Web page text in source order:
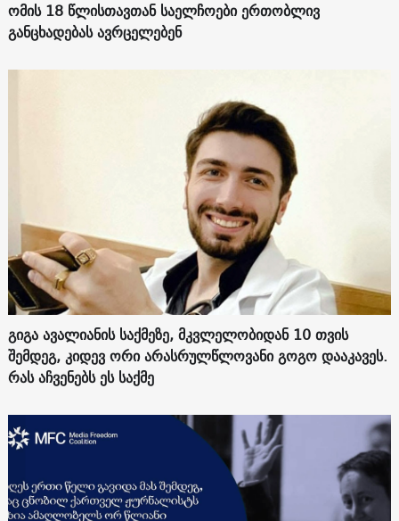
ომის 18 წლისთავთან საელჩოები ერთობლივ
განცხადებას ავრცელებენ
გიგა ავალიანის საქმეზე, მკვლელობიდან 10 თვის
შემდეგ, კიდევ ორი არასრულწლოვანი გოგო დააკავეს.
რას აჩვენებს ეს საქმე